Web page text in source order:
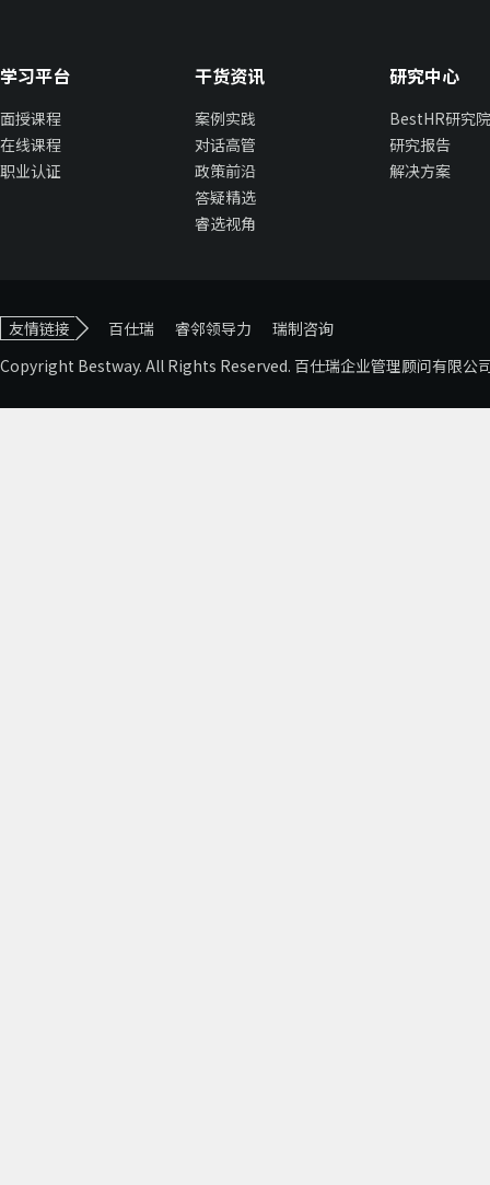
学习平台
面授课程
在线课程
职业认证
干货资讯
案例实践
对话高管
政策前沿
答疑精选
睿选视角
研究中心
BestHR研究院
研究报告
解决方案
友情链接 百仕瑞 睿邻领导力
瑞制咨询
Copyright Bestway. All Rights Reserved. 百仕瑞企业管理顾问有限公